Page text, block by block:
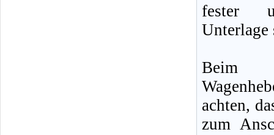
fester
Unterlage
Beim
achten,
zum